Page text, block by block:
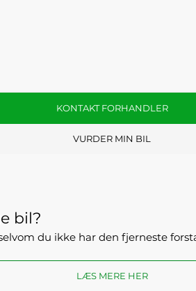
KONTAKT FORHANDLER
VURDER MIN BIL
bil?
du ikke har den fjerneste
LÆS MERE HER